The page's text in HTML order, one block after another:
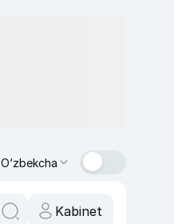
O‘zbekcha
Kabinet